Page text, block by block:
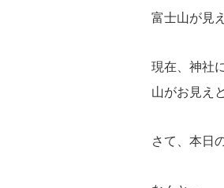
富士山が見
現在、神社
山がお見え
さて、本日